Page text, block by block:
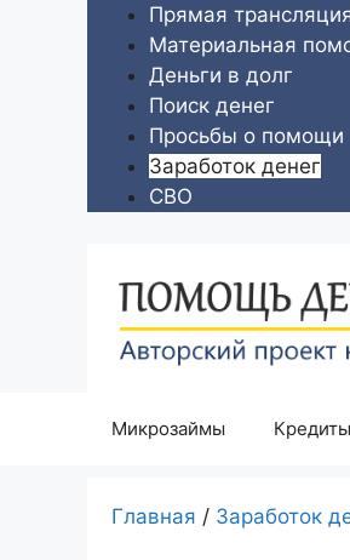
содержимому
Прямая
Материальная
Деньги в долг
Поиск денег
Просьбы о помощи
Заработок денег
СВО
Микрозаймы
Главная / Заработок